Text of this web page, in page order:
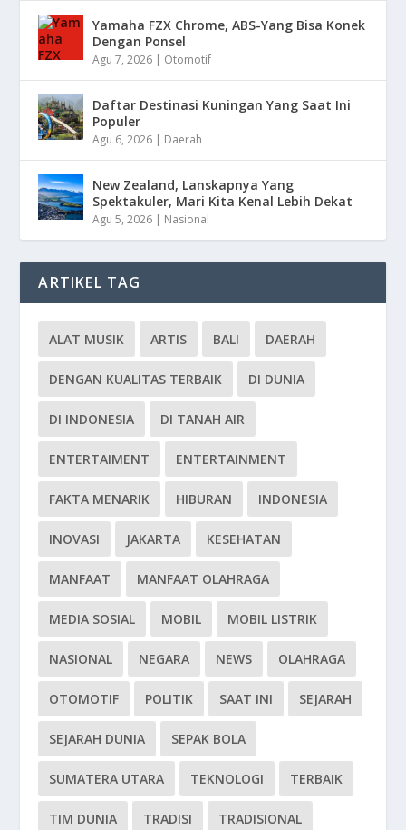
Yamaha FZX Chrome, ABS-Yang Bisa Konek
Dengan Ponsel
Agu 7, 2026 | Otomotif
Daftar Destinasi Kuningan Yang Saat Ini
Populer
Agu 6, 2026 | Daerah
New Zealand, Lanskapnya Yang
Spektakuler, Mari Kita Kenal Lebih Dekat
Agu 5, 2026 | Nasional
ARTIKEL TAG
ALAT MUSIK ARTIS BALI DAERAH
DENGAN KUALITAS TERBAIK DI DUNIA
DI INDONESIA DI TANAH AIR
ENTERTAIMENT ENTERTAINMENT
FAKTA MENARIK HIBURAN INDONESIA
INOVASI JAKARTA KESEHATAN
MANFAAT MANFAAT OLAHRAGA
MEDIA SOSIAL MOBIL MOBIL LISTRIK
NASIONAL NEGARA NEWS OLAHRAGA
OTOMOTIF POLITIK SAAT INI SEJARAH
SEJARAH DUNIA SEPAK BOLA
SUMATERA UTARA TEKNOLOGI TERBAIK
TIM DUNIA TRADISI TRADISIONAL